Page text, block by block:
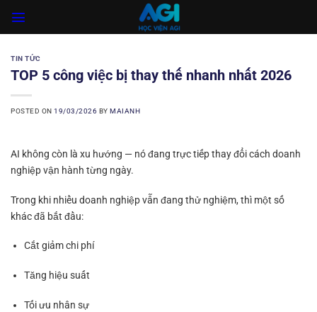
TIN TỨC
TOP 5 công việc bị thay thế nhanh nhất 2026
POSTED ON19/03/2026 BYMAIANH
AI không còn là xu hướng — nó đang trực tiếp thay đổi cách doanh
nghiệp vận hành từng ngày.
Trong khi nhiều doanh nghiệp vẫn đang thử nghiệm, thì một số
khác đã bắt đầu:
Cắt giảm chi phí
Tăng hiệu suất
Tối ưu nhân sự